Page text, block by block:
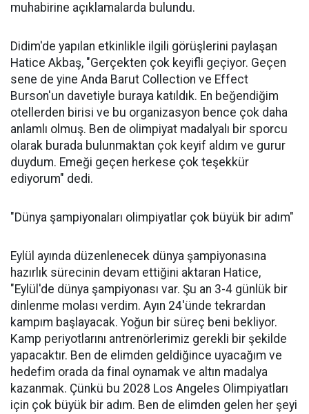
muhabirine açıklamalarda bulundu.
Didim'de yapılan etkinlikle ilgili görüşlerini paylaşan
Hatice Akbaş, "Gerçekten çok keyifli geçiyor. Geçen
sene de yine Anda Barut Collection ve Effect
Burson'un davetiyle buraya katıldık. En beğendiğim
otellerden birisi ve bu organizasyon bence çok daha
anlamlı olmuş. Ben de olimpiyat madalyalı bir sporcu
olarak burada bulunmaktan çok keyif aldım ve gurur
duydum. Emeği geçen herkese çok teşekkür
ediyorum" dedi.
"Dünya şampiyonaları olimpiyatlar çok büyük bir adım"
Eylül ayında düzenlenecek dünya şampiyonasına
hazırlık sürecinin devam ettiğini aktaran Hatice,
"Eylül'de dünya şampiyonası var. Şu an 3-4 günlük bir
dinlenme molası verdim. Ayın 24'ünde tekrardan
kampım başlayacak. Yoğun bir süreç beni bekliyor.
Kamp periyotlarını antrenörlerimiz gerekli bir şekilde
yapacaktır. Ben de elimden geldiğince uyacağım ve
hedefim orada da final oynamak ve altın madalya
kazanmak. Çünkü bu 2028 Los Angeles Olimpiyatları
için çok büyük bir adım. Ben de elimden gelen her şeyi